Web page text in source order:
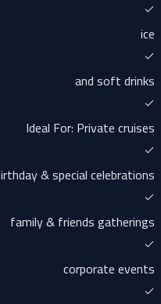
ice
and soft drinks
Ideal For: Private cruises
birthday & special celebrations
family & friends gatherings
corporate events